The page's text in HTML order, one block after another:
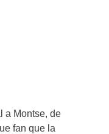
a Montse, de
fan que la